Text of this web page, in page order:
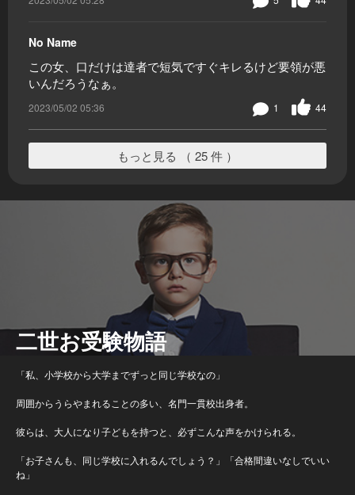
No Name
この女、口だけは達者で短気ですぐキレるけど要領が悪
いんだろうなぁ。
2023/05/02 05:36 44
1
もっと見る （ 25 件 ）
二世お受験物語
「私、小学校から大学までずっと同じ学校なの」
周囲からうらやまれることの多い、名門一貫校出身者。
彼らは、大人になり子どもを持つと、必ずこんな声をかけられる。
「お子さんも、同じ学校に入れるんでしょう？」「合格間違いなしでいい
ね」